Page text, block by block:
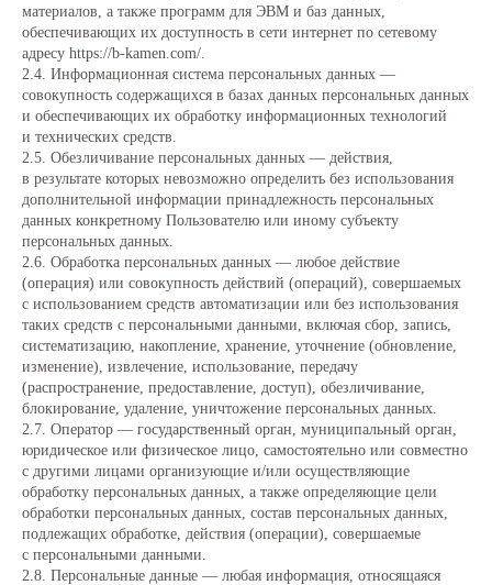
материалов, а также программ для ЭВМ и баз данных,
обеспечивающих их доступность в сети интернет по сетевому
адресу https://b-kamen.com/.
2.4. Информационная система персональных данных —
совокупность содержащихся в базах данных персональных данных
и обеспечивающих их обработку информационных технологий
и технических средств.
2.5. Обезличивание персональных данных — действия,
в результате которых невозможно определить без использования
дополнительной информации принадлежность персональных
данных конкретному Пользователю или иному субъекту
персональных данных.
2.6. Обработка персональных данных — любое действие
(операция) или совокупность действий (операций), совершаемых
с использованием средств автоматизации или без использования
таких средств с персональными данными, включая сбор, запись,
систематизацию, накопление, хранение, уточнение (обновление,
изменение), извлечение, использование, передачу
(распространение, предоставление, доступ), обезличивание,
блокирование, удаление, уничтожение персональных данных.
2.7. Оператор — государственный орган, муниципальный орган,
юридическое или физическое лицо, самостоятельно или совместно
с другими лицами организующие и/или осуществляющие
обработку персональных данных, а также определяющие цели
обработки персональных данных, состав персональных данных,
подлежащих обработке, действия (операции), совершаемые
с персональными данными.
2.8. Персональные данные — любая информация, относящаяся